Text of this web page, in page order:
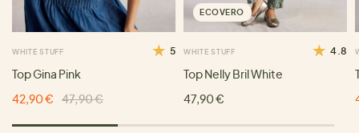
WHITE STUFF 5
Top Gina Pink
42,90 €
47,90 €
ECOVERO
WHITE STUFF 4.8
Top Nelly Bril White
47,90 €